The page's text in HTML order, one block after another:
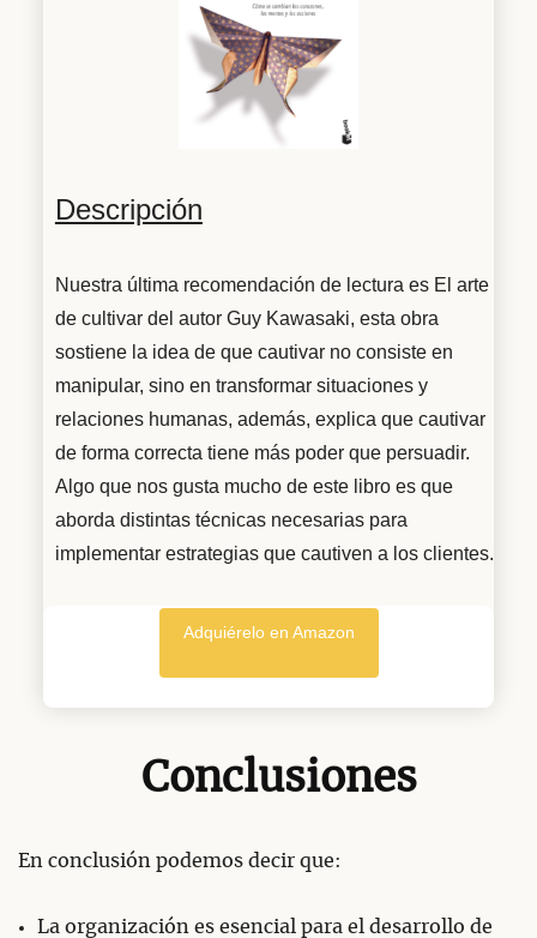
Descripción
Nuestra última recomendación de lectura es El arte
de cultivar del autor Guy Kawasaki, esta obra
sostiene la idea de que cautivar no consiste en
manipular, sino en transformar situaciones y
relaciones humanas, además, explica que cautivar
de forma correcta tiene más poder que persuadir.
Algo que nos gusta mucho de este libro es que
aborda distintas técnicas necesarias para
implementar estrategias que cautiven a los clientes.
Adquiérelo en Amazon
Conclusiones
En conclusión podemos decir que:
La organización es esencial para el desarrollo de